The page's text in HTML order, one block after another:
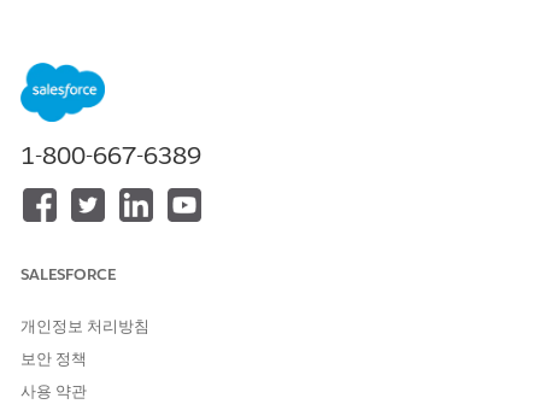
DevOps MCP 도구로 배포 실패
해결
배포에 실패하면 DevOps Center MCP 도구가 로그를 분석하여 문
제를 찾고 문제를 해결하는 명확한 설명이나 단계를 제공합니다.
Lightning
Experience는
1-800-667-6389
SALESFORCE
개인정보 처리방침
보안 정책
사용 약관